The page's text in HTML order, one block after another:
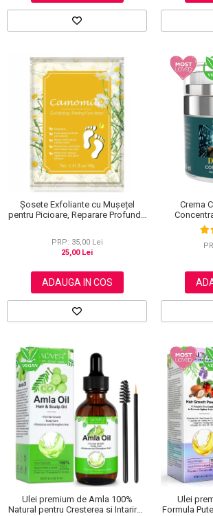
Șosete Exfoliante cu Mușețel
pentru Picioare, Reparare Profundă
PRP: 35,00 Lei
25,00 Lei
ADAUGA IN COS
Crema
pentru
Hialuronic,
Ulei premium de Amla 100%
Natural pentru Cresterea si Intarirea
Ulei
Formula